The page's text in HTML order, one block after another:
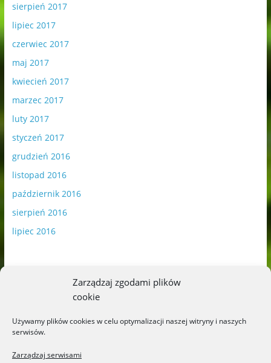
Zarządzaj zgodami plików
cookie
Używamy plików cookies w celu optymalizacji naszej witryny i naszych
serwisów.
Zarządzaj serwisami
sierpień 2017
lipiec 2017
czerwiec 2017
maj 2017
kwiecień 2017
marzec 2017
luty 2017
styczeń 2017
grudzień 2016
listopad 2016
październik 2016
sierpień 2016
lipiec 2016